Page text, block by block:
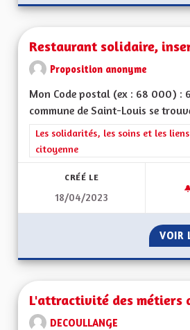
Restaurant solidaire,
Proposition anonyme
Mon Code postal (ex : 68 000) :
commune de Saint-Louis se
Filtrer les résultats de la
Les solidarités, les soins et les
citoyenne
CRÉÉ LE
18/04/2023
VOIR
L'attractivité des métiers
DECOULLANGE